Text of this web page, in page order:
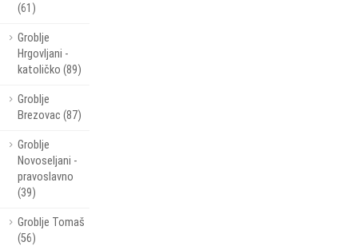
(61)
Groblje
Hrgovljani -
katoličko (89)
Groblje
Brezovac (87)
Groblje
Novoseljani -
pravoslavno
(39)
Groblje Tomaš
(56)